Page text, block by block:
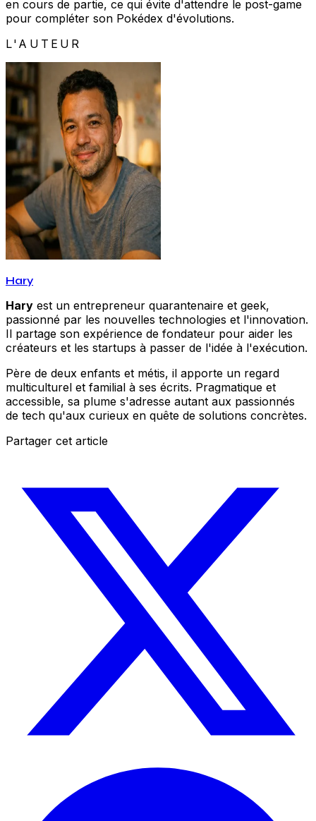
en cours de partie, ce qui évite d'attendre le post-game
pour compléter son Pokédex d'évolutions.
L'AUTEUR
Hary
Hary est un entrepreneur quarantenaire et geek,
passionné par les nouvelles technologies et l'innovation.
Il partage son expérience de fondateur pour aider les
créateurs et les startups à passer de l'idée à l'exécution.
Père de deux enfants et métis, il apporte un regard
multiculturel et familial à ses écrits. Pragmatique et
accessible, sa plume s'adresse autant aux passionnés
de tech qu'aux curieux en quête de solutions concrètes.
Partager cet article